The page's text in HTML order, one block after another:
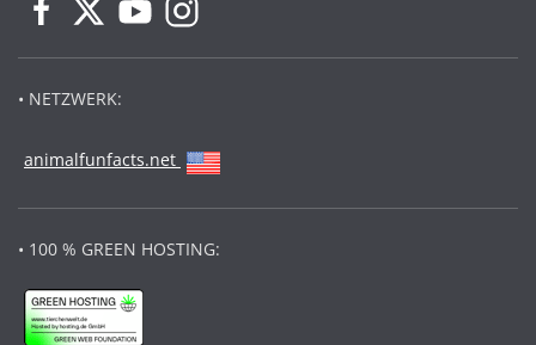
• NETZWERK:
animalfunfacts.net
• 100 % GREEN HOSTING: